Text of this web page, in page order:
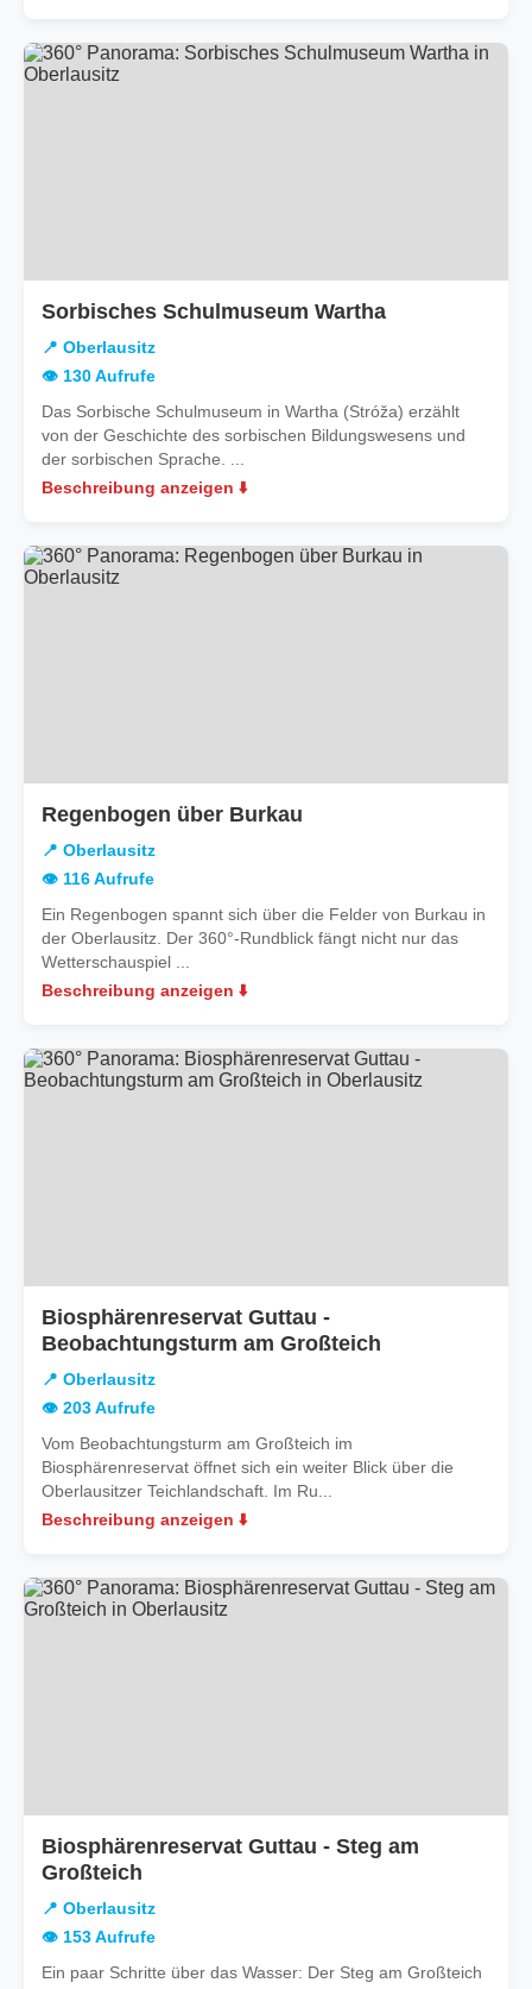
Sorbisches Schulmuseum Wartha
📍 Oberlausitz
👁️ 130 Aufrufe
Das Sorbische Schulmuseum in Wartha (Stróža) erzählt
von der Geschichte des sorbischen Bildungswesens und
der sorbischen Sprache. ...
Beschreibung anzeigen ⬇️
Regenbogen über Burkau
📍 Oberlausitz
👁️ 116 Aufrufe
Ein Regenbogen spannt sich über die Felder von Burkau in
der Oberlausitz. Der 360°-Rundblick fängt nicht nur das
Wetterschauspiel ...
Beschreibung anzeigen ⬇️
Biosphärenreservat Guttau -
Beobachtungsturm am Großteich
📍 Oberlausitz
👁️ 203 Aufrufe
Vom Beobachtungsturm am Großteich im
Biosphärenreservat öffnet sich ein weiter Blick über die
Oberlausitzer Teichlandschaft. Im Ru...
Beschreibung anzeigen ⬇️
Biosphärenreservat Guttau - Steg am
Großteich
📍 Oberlausitz
👁️ 153 Aufrufe
Ein paar Schritte über das Wasser: Der Steg am Großteich